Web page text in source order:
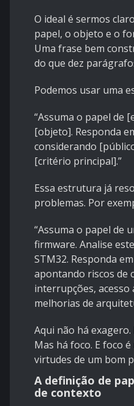
O ideal é sermos
papel, o objeto e o
Uma frase bem
do que dez
Podemos usar uma
“Assuma o papel de
[objeto]. Responda
considerando
[critério principal].”
Essa estrutura já
problemas. Por
“Assuma o papel de
firmware. Analise
STM32. Responda
apontando riscos de
interrupções, acesso
melhorias de
Aqui não há
Mas há foco. E foco
virtudes de um bom
A definição de
de contexto